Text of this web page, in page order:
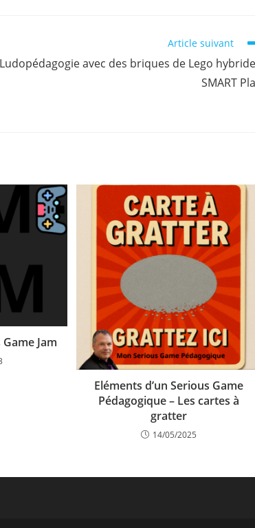
Article suivant
Ludopédagogie avec des briques de Lego
SMART
Jam
Eléments d’un Serious Game
Pédagogique – Les cartes à
gratter
14/05/2025